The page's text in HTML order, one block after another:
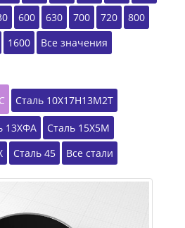
600 630 700 720
800
1600 Все значения
Сталь 10Х17Н13М2Т
13ХФА
Сталь 15Х5М
Сталь 45 Все стали